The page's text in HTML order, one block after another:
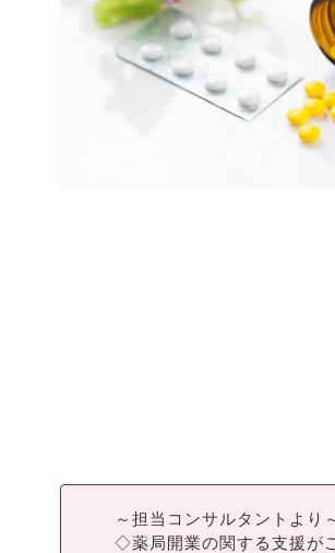
～担当コンサルタントより
◇薬局開業の関する支援が